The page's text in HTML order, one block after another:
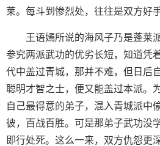
莱。每斗到惨烈处，往往是双方好
王语嫣所说的海风子乃是蓬莱
参究两派武功的优劣长短，知道凭
代中盖过青城，那并不难，但日后
聪明才智之士，便又能盖过本派。
自己最得意的弟子，混入青城派中
彼，百战百胜。可是那弟子武功没
即行处死。这么一来，双方仇怨更